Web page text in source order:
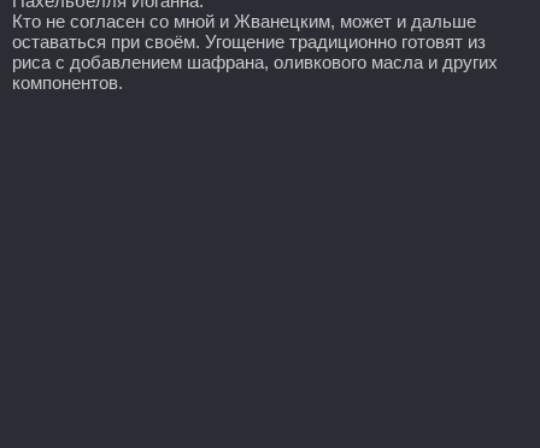
Кто не согласен со мной и Жванецким, может и дальше
оставаться при своём. Угощение традиционно готовят из
риса с добавлением шафрана, оливкового масла и других
компонентов.